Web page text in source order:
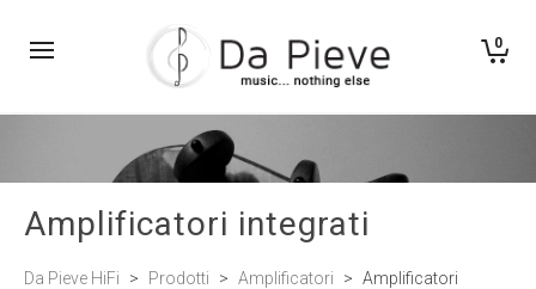
0
Amplificatori integrati
Da Pieve HiFi > Prodotti > Amplificatori > Amplificatori